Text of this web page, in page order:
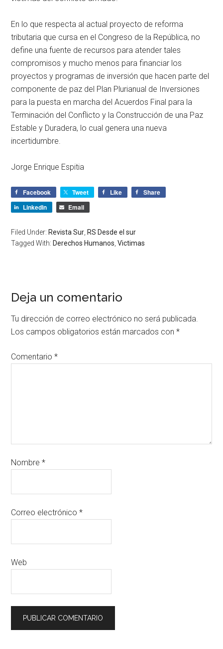
En lo que respecta al actual proyecto de reforma
tributaria que cursa en el Congreso de la República, no
define una fuente de recursos para atender tales
compromisos y mucho menos para financiar los
proyectos y programas de inversión que hacen parte del
componente de paz del Plan Plurianual de Inversiones
para la puesta en marcha del Acuerdos Final para la
Terminación del Conflicto y la Construcción de una Paz
Estable y Duradera, lo cual genera una nueva
incertidumbre.
Jorge Enrique Espitia
Facebook Tweet Like
Share
LinkedIn
Email
Filed Under: Revista Sur RS Desde el sur
Tagged With: Derechos Humanos ,Victimas
Deja un comentario
Tu dirección de correo electrónico no será publicada.
Los campos obligatorios están marcados con*
Comentario*
Nombre*
Correo electrónico*
Web